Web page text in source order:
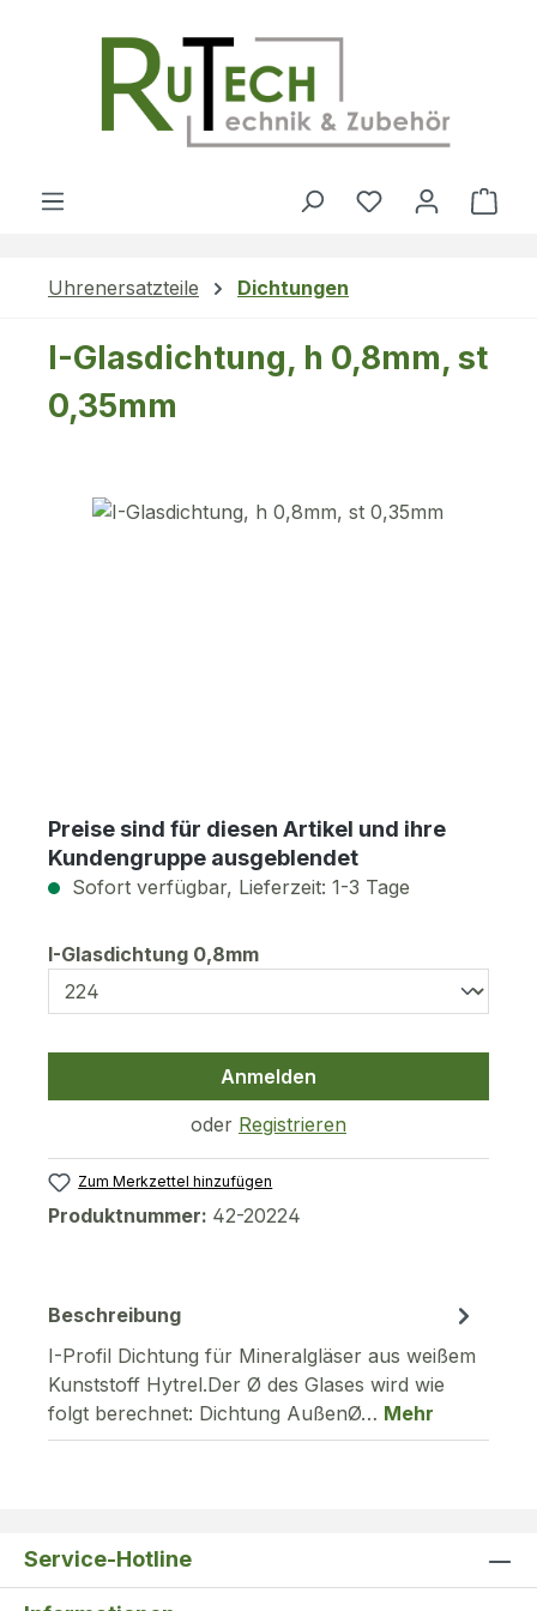
Du hast 0
Uhrenersatzteile Dichtungen
I-Glasdichtung, h 0,8mm, st
0,35mm
Bildergalerie überspringen
Preise sind für diesen Artikel und ihre
Kundengruppe ausgeblendet
Sofort verfügbar, Lieferzeit: 1-3 Tage
I-Glasdichtung 0,8mmauswählen
Anmelden
oder Registrieren
Zum Merkzettel hinzufügen
Produktnummer: 42-20224
Beschreibung
I-Profil Dichtung für Mineralgläser aus weißem
Kunststoff Hytrel.Der Ø des Glases wird wie
folgt berechnet: Dichtung AußenØ… Mehr
Service-Hotline